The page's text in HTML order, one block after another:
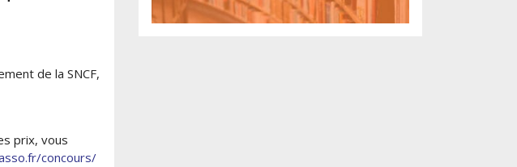
de la SNCF,
prix, vous
concours/